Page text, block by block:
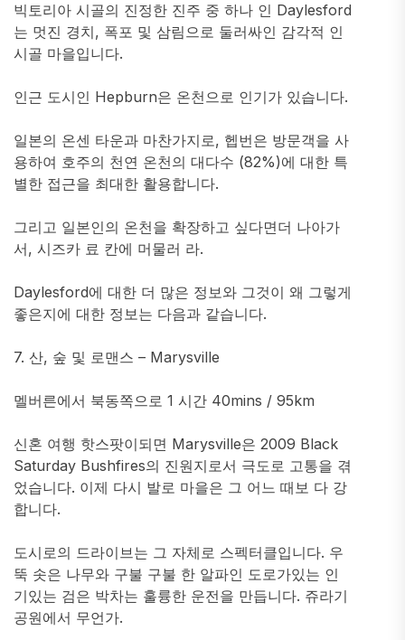
빅토리아 시골의 진정한 진주 중 하나 인 Daylesford
는 멋진 경치, 폭포 및 삼림으로 둘러싸인 감각적 인
시골 마을입니다.
인근 도시인 Hepburn은 온천으로 인기가 있습니다.
일본의 온센 타운과 마찬가지로, 헵번은 방문객을 사
용하여 호주의 천연 온천의 대다수 (82%)에 대한 특
별한 접근을 최대한 활용합니다.
그리고 일본인의 온천을 확장하고 싶다면더 나아가
서, 시즈카 료 칸에 머물러 라.
Daylesford에 대한 더 많은 정보와 그것이 왜 그렇게
좋은지에 대한 정보는 다음과 같습니다.
7. 산, 숲 및 로맨스 – Marysville
멜버른에서 북동쪽으로 1 시간 40mins / 95km
신혼 여행 핫스팟이되면 Marysville은 2009 Black
Saturday Bushfires의 진원지로서 극도로 고통을 겪
었습니다. 이제 다시 발로 마을은 그 어느 때보 다 강
합니다.
도시로의 드라이브는 그 자체로 스펙터클입니다. 우
뚝 솟은 나무와 구불 구불 한 알파인 도로가있는 인
기있는 검은 박차는 훌륭한 운전을 만듭니다. 쥬라기
공원에서 무언가.